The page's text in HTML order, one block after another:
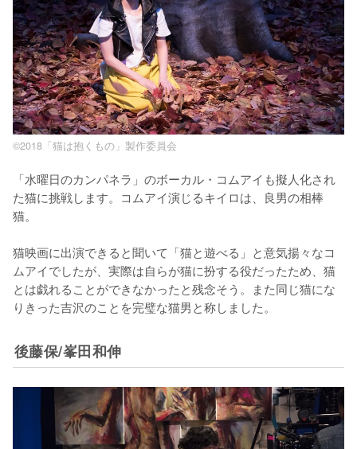
©2018「猫は抱くもの」製作委員会
「水曜日のカンパネラ」のボーカル・コムアイも擬人化され
た猫に挑戦します。コムアイ演じるキイロは、良男の相棒
猫。
猫映画に出演できると聞いて「猫と遊べる」と意気揚々なコ
ムアイでしたが、実際は自らが猫に扮する役だったため、猫
とは戯れることができなかったと残念そう。また同じ猫にな
りきった吉沢のことを完璧な猫男と称しました。
後藤保/峯田和伸